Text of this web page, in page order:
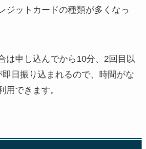
ジットカードの種類が多くなっ
は申し込んでから10分、2回目以
日振り込まれるので、時間がな
用できます。